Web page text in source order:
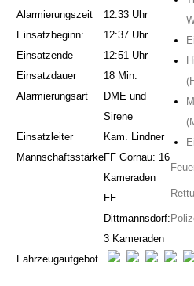
Alarmierungszeit
12:33 Uhr
Einsatzbeginn:
12:37 Uhr
Einsatzende
12:51 Uhr
Einsatzdauer
18 Min.
Alarmierungsart
DME und
Sirene
Einsatzleiter
Kam. Lindner
MannschaftsstärkeFF Gornau: 16
Kameraden
FF
Dittmannsdorf:
3 Kameraden
Fahrzeugaufgebot